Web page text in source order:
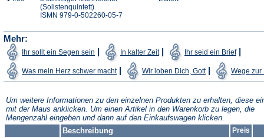
(Solistenquintett)
ISMN 979-0-502260-05-7
Mehr:
Ihr sollt ein Segen sein
(Öffnet
in
einem
neuen
Tab)
| In kalter Zeit
(Öffnet
in
einem
neuen
Tab)
| Ihr seid ein Brief
(Öffnet
in
neuen
Tab)
|
Was mein Herz schwer macht
(Öffnet
in
einem
Tab)
| Wir loben Dich, Gott
(Öffnet
in
einem
Tab)
| Wege zur
Um weitere Informationen zu den einzelnen Produkten zu erhalten, diese
mit der Maus anklicken. Um einen Artikel in den Warenkorb zu legen, die
Mengenzahl eingeben und dann auf den Einkaufswagen klicken.
Beschreibung
Preis